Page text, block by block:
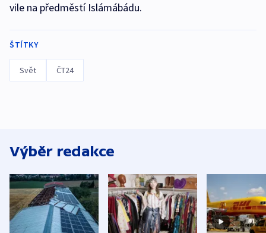
vile na předměstí Islámábádu.
ŠTÍTKY
Svět ČT24
Výběr redakce